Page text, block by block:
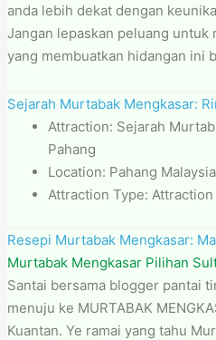
anda lebih dekat dengan
Jangan lepaskan peluang untuk
yang membuatkan hidangan ini
Sejarah Murtabak Mengkasar:
Attraction: Sejarah
Pahang
Location: Pahang Malaysia
Attraction Type:
Resepi Murtabak Mengkasar:
Murtabak Mengkasar Pilihan
Santai bersama blogger pantai
menuju ke MURTABAK
Kuantan. Ye ramai yang tahu